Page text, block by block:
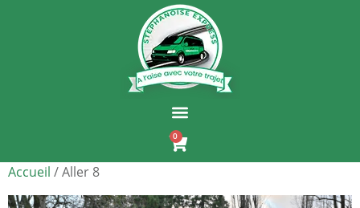
0
Accueil / Aller 8